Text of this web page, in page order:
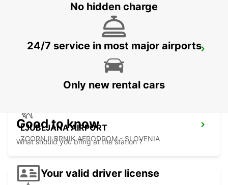
ZALAEGERSZEG
ZALAEGERSZEG - HUNGARY
LJUBLJANA AIRPORT
ZGORNJI BRNIK AERODROM - SLOVENIA
No hidden charge
24/7 service in most major airports
Only new rental cars
Good to know
What should you bring at the station ?
Your valid driver license